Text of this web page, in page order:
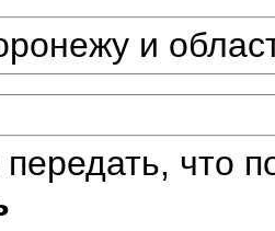
и
что